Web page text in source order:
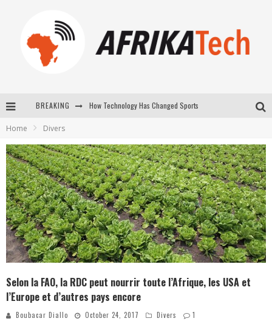
BREAKING
La Révolution Silencieuse : Quand Les Entrepreneurs Africains Décident de ne Plus se Taire
New to online sports betting? Consider These Tips to Play Your First Online Sports Betting Successfully
Home Divers
Selon la FAO, la RDC peut nourrir toute l’Afrique, les USA et
l’Europe et d’autres pays encore
Boubacar Diallo October 24, 2017 Divers 1